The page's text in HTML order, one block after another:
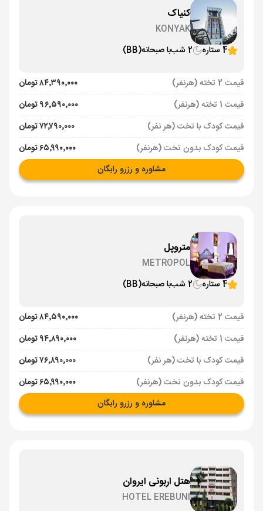
کنیاک
KONYAK
4 ستاره
2 شب با صبحانه(BB)
قیمت 2 تخته (هرنفر)
۸۴٬۳۹۰٬۰۰۰ تومان
قیمت 1 تخته (هرنفر)
۹۶٬۵۹۰٬۰۰۰ تومان
قیمت کودک با تخت (هر نفر)
۷۲٬۷۹۰٬۰۰۰ تومان
قیمت کودک بدون تخت (هرنفر)
۶۵٬۹۹۰٬۰۰۰ تومان
مشاوره و رزرو رایگان
متروپل
METROPOL
4 ستاره
2 شب با صبحانه(BB)
قیمت 2 تخته (هرنفر)
۸۴٬۵۹۰٬۰۰۰ تومان
قیمت 1 تخته (هرنفر)
۹۴٬۸۹۰٬۰۰۰ تومان
قیمت کودک با تخت (هر نفر)
۷۶٬۸۹۰٬۰۰۰ تومان
قیمت کودک بدون تخت (هرنفر)
۶۵٬۹۹۰٬۰۰۰ تومان
مشاوره و رزرو رایگان
هتل اربونی ایروان
HOTEL EREBUNI